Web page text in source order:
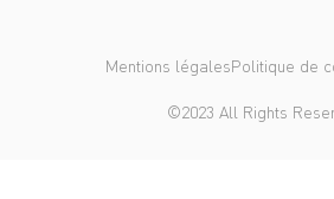
Mentions légalesPolitique de
©2023 All Rights